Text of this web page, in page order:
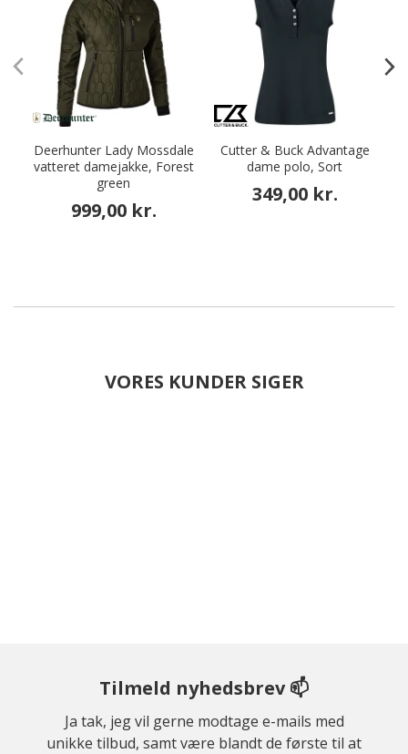
Deerhunter Lady Mossdale
vatteret damejakke, Forest
green
999,00 kr.
Cutter & Buck Advantage
dame polo, Sort
349,00 kr.
VORES KUNDER SIGER
Tilmeld nyhedsbrev 📫
Ja tak, jeg vil gerne modtage e-mails med
unikke tilbud, samt være blandt de første til at